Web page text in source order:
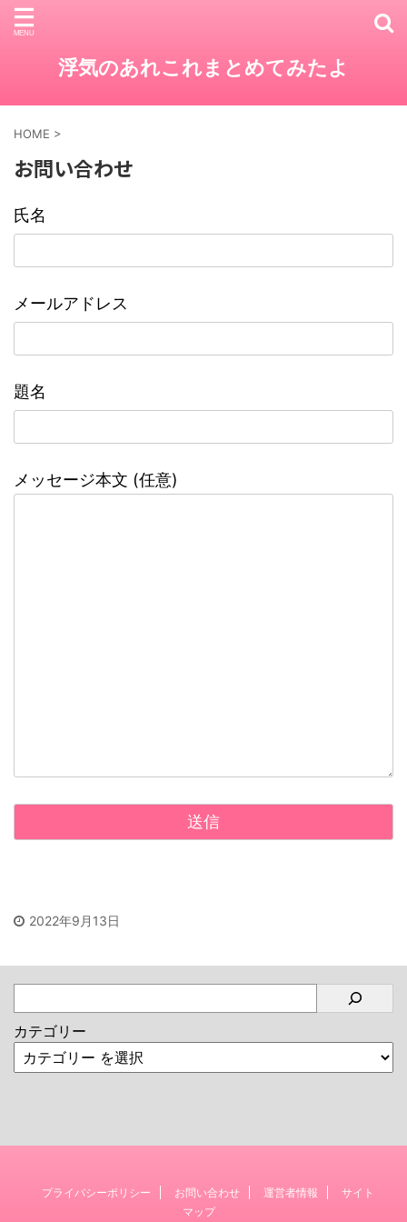
浮気のあれこれまとめてみたよ
HOME >
お問い合わせ
氏名
メールアドレス
題名
メッセージ本文 (任意)
2022年9月13日
カテゴリー
プライバシーポリシー お問い合わせ 運営者情報
サイト
マップ